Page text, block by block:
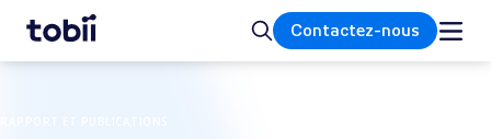
Accueil Rechercher
Contactez-nous